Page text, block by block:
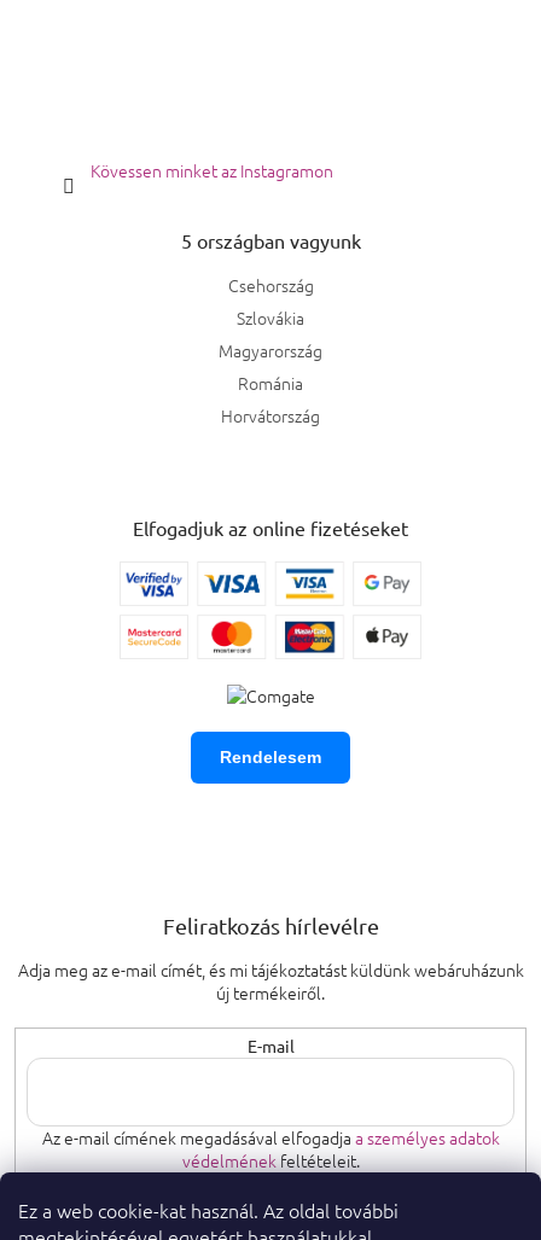
Ez a web cookie-kat használ. Az oldal további
Kövessen minket az Instagramon
5 országban vagyunk
Csehország
Szlovákia
Magyarország
Románia
Horvátország
Elfogadjuk az online fizetéseket
Rendelesem
Feliratkozás hírlevélre
Adja meg az e-mail címét, és mi tájékoztatást küldünk webáruházunk
új termékeiről.
E-mail
Az e-mail címének megadásával elfogadja a személyes adatok
védelménekfeltételeit.
FELIRATKOZÁS